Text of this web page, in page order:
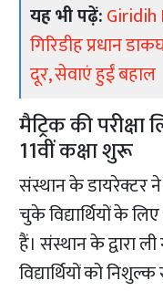
यह भी पढ़ें:
गिरिडीह प्रधान
दूर, सेवाएं हुईं बहाल
मैट्रिक की
11वीं कक्षा शुरू
संस्थान के डायरेक्टर ने
चुके विद्यार्थियों के
हैं। संस्थान के द्वारा
विद्यार्थियों को